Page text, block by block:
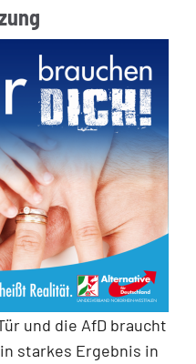
und die AfD braucht
starkes Ergebnis in